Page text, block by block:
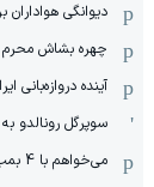
دیوانگی هواداران
چهره بشاش محرم
آینده دروازه‌بانی
سوپرگل رونالدو به
می‌خواهم با 4 بمب مسی را منفجر کنم!